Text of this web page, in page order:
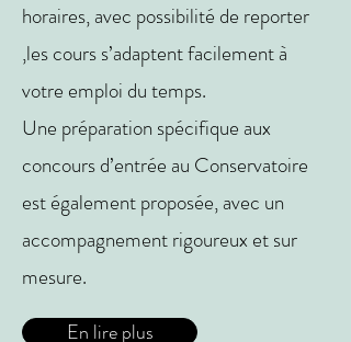
horaires, avec possibilité de reporter
,les cours s’adaptent facilement à
votre emploi du temps.
Une préparation spécifique aux
concours d’entrée au Conservatoire
est également proposée, avec un
accompagnement rigoureux et sur
mesure.
En lire plus